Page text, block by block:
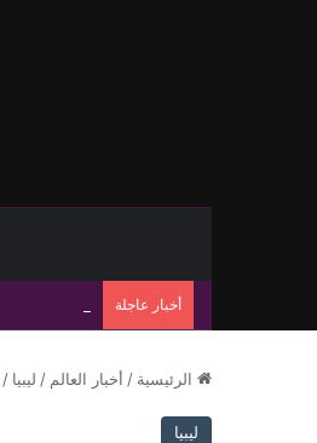
أخبار عاجلة
الرئيسية / أخبار العالم / ليبيا /
ليبيا